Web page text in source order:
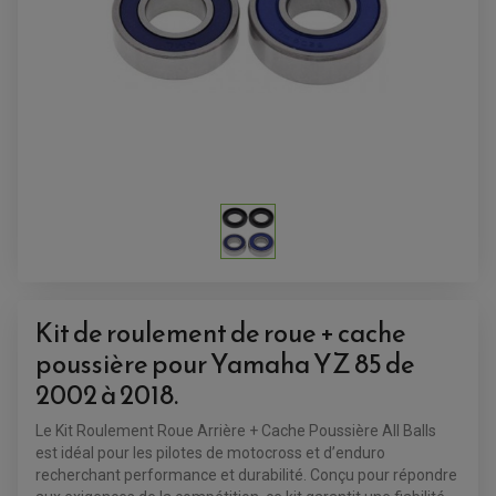
ACCESSOIRES QUAD
ACCESSOIRES ANODISES POUR QUAD
BOUCHON DE RÉSERVOIR QUAD
Kit de roulement de roue + cache
poussière pour Yamaha YZ 85 de
2002 à 2018.
Le Kit Roulement Roue Arrière + Cache Poussière All Balls
est idéal pour les pilotes de motocross et d’enduro
recherchant performance et durabilité. Conçu pour répondre